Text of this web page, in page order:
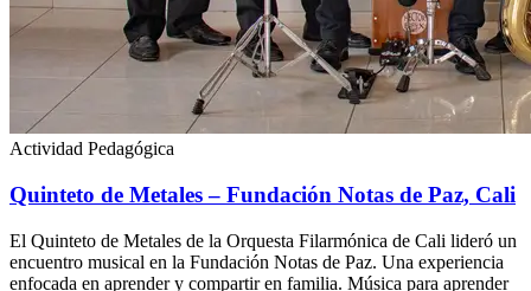
Actividad Pedagógica
Quinteto de Metales – Fundación Notas de Paz, Cali
El Quinteto de Metales de la Orquesta Filarmónica de Cali lideró un
encuentro musical en la Fundación Notas de Paz. Una experiencia
enfocada en aprender y compartir en familia. Música para aprender